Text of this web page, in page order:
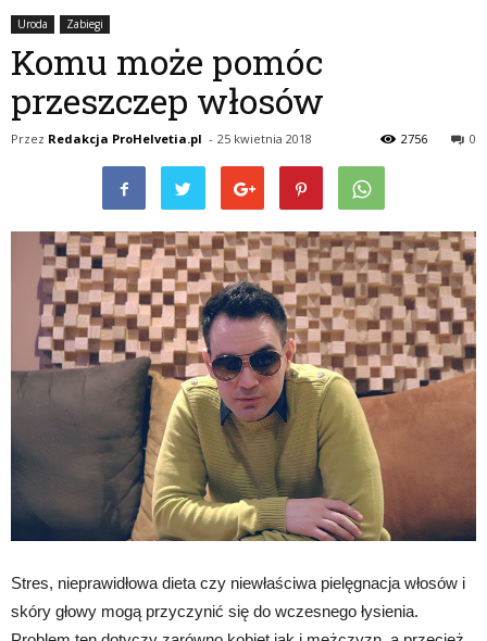
Uroda Zabiegi
Komu może pomóc
przeszczep włosów
Przez Redakcja ProHelvetia.pl - 25 kwietnia 2018 0
2756
Stres, nieprawidłowa dieta czy niewłaściwa pielęgnacja włosów i
skóry głowy mogą przyczynić się do wczesnego łysienia.